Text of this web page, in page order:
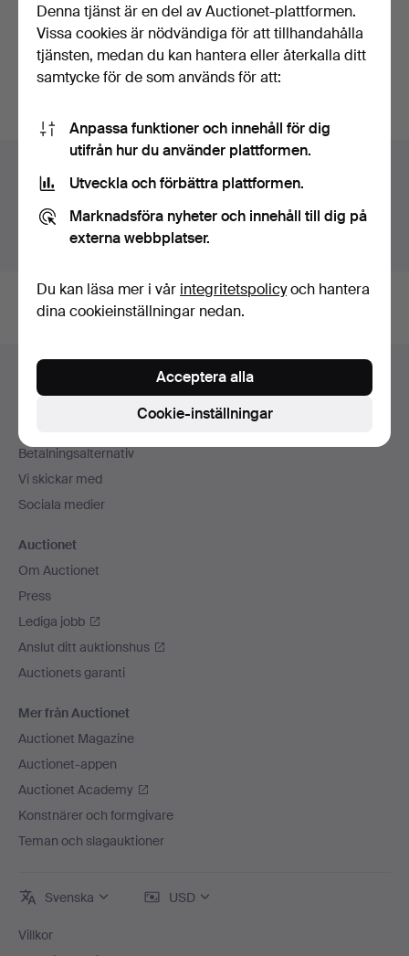
Sålt
2 159 USD
Du söker i vårt arkiv över avslutade auktioner.
Visa pågående auktioner istället.
Sidfotsnavigation
Betalningsalternativ
Vi skickar med
Sociala medier
Auctionet
Om Auctionet
Press
Lediga jobb
Anslut ditt auktionshus
Auctionets garanti
Mer från Auctionet
Auctionet Magazine
Auctionet-appen
Auctionet Academy
Konstnärer och formgivare
Teman och slagauktioner
Svenska USD
Villkor
Denna tjänst är en del av Auctionet-plattformen.
Vissa cookies är nödvändiga för att tillhandahålla
tjänsten, medan du kan hantera eller återkalla ditt
samtycke för de som används för att:
Anpassa funktioner och innehåll för dig
utifrån hur du använder plattformen.
Utveckla och förbättra plattformen.
Marknadsföra nyheter och innehåll till dig på
externa webbplatser.
Du kan läsa mer i vår integritetspolicyoch hantera
dina cookieinställningar nedan.
Cookie-inställningar
Acceptera alla